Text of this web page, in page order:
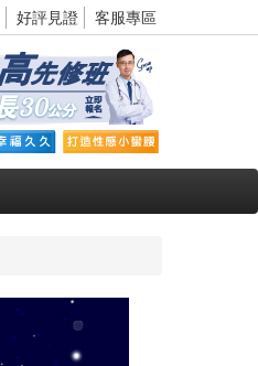
好評見證 客服專區